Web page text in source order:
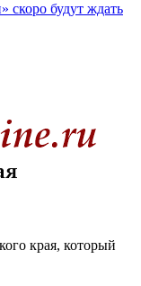
скоро будут ждать
края, который